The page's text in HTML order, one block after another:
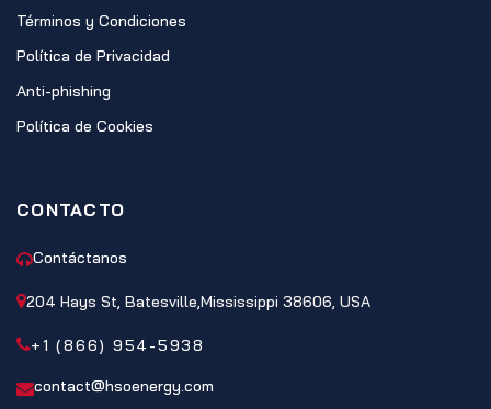
Términos y Condiciones
Política de Privacidad
Anti-phishing
Política de Cookies
CONTACTO
Contáctanos
204 Hays St, Batesville,Mississippi 38606, USA
+1 (866) 954-5938
contact@hsoenergy.com